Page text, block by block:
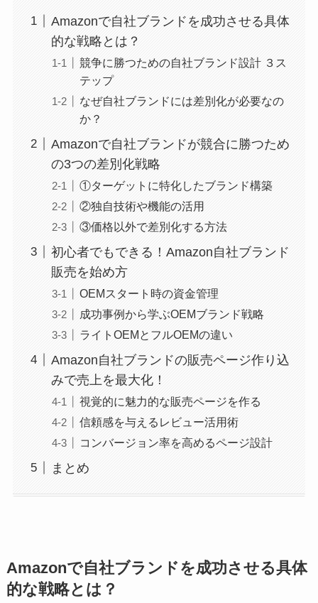
Amazonで自社ブランドを成功させる具体
的な戦略とは？
競争に勝つための自社ブランド設計 ３ス
テップ
なぜ自社ブランドには差別化が必要なの
か？
Amazonで自社ブランドが競合に勝つため
の3つの差別化戦略
①ターゲットに特化したブランド構築
②独自技術や機能の活用
③価格以外で差別化する方法
初心者でもできる！Amazon自社ブランド
販売を始め方
OEMスタート時の資金管理
成功事例から学ぶOEMブランド戦略
ライトOEMとフルOEMの違い
Amazon自社ブランドの販売ページ作り込
みで売上を最大化！
視覚的に魅力的な販売ページを作る
信頼感を与えるレビュー活用術
コンバージョン率を高めるページ設計
まとめ
Amazonで自社ブランドを成功させる具体
的な戦略とは？